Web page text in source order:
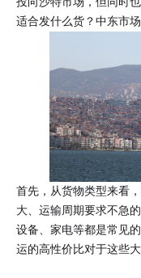
适合发什么货？中东市
首先，从货物类型来看
大、运输周期要求不急
设备、家电等都是常见
运的高性价比对于这些